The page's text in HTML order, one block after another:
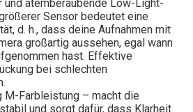
atemberaubende Low-Light-
Sensor bedeutet eine
d. h., dass deine Aufnahmen mit
großartig aussehen, egal wann
hast. Effektive
bei schlechten
M-Farbleistung – macht die
und sorgt dafür, dass Klarheit